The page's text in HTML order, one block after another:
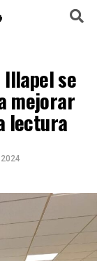
se
mejorar
lectura